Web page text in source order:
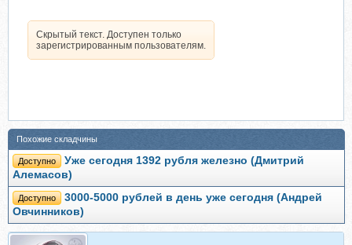
Скрытый текст. Доступен только
зарегистрированным пользователям.
Похожие складчины
Доступно
Уже сегодня 1392 рубля железно (Дмитрий
Алемасов)
Доступно
3000-5000 рублей в день уже сегодня (Андрей
Овчинников)